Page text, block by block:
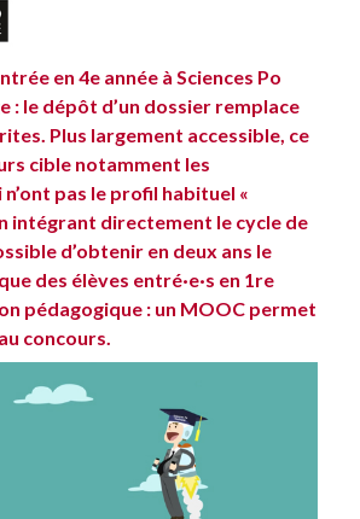
en 4e année à Sciences Po
: le dépôt d’un dossier remplace
Plus largement accessible, ce
cible notamment les
n’ont pas le profil habituel «
intégrant directement le cycle de
d’obtenir en deux ans le
des élèves entré·e·s en 1re
pédagogique : un MOOC permet
concours.